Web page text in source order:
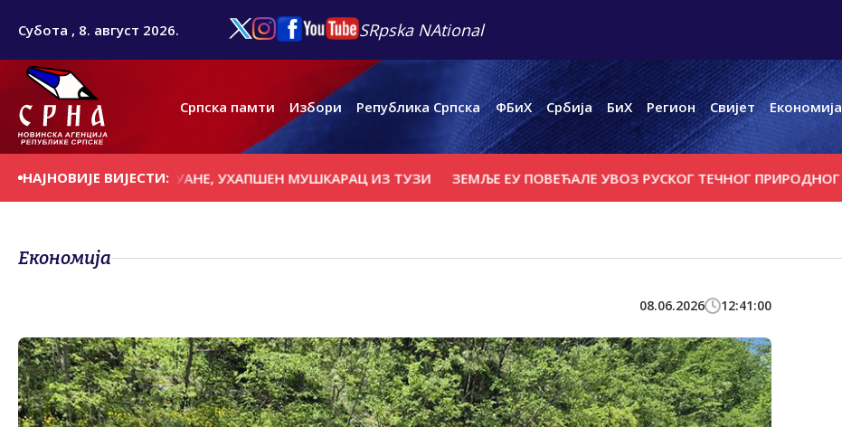
Субота , 8. август 2026. SRpska NAtional
Српска памти Избори Република Српска ФБиХ Србија БиХ Регион Свијет Економија
НАЈНОВИЈЕ ВИЈЕСТИ:
МАРИХУАНЕ, УХАПШЕН МУШКАРАЦ ИЗ ТУЗИ ЗЕМЉЕ ЕУ ПОВЕЋАЛЕ УВОЗ РУСКОГ ТЕЧНОГ ПРИРОДНОГ ГАСА
Економија
08.06.2026 12:41:00